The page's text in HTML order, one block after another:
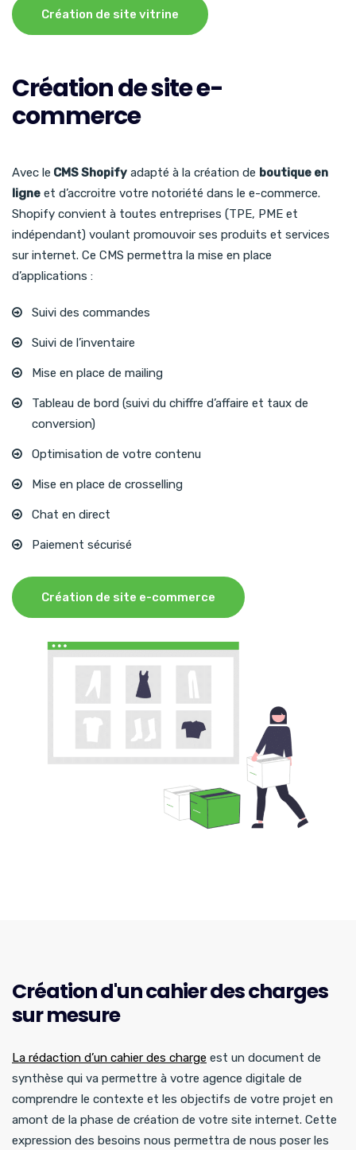
Création de site vitrine
Création de site e-
commerce
Avec le CMS Shopify adapté à la création de boutique en
ligne et d’accroitre votre notoriété dans le e-commerce.
Shopify convient à toutes entreprises (TPE, PME et
indépendant) voulant promouvoir ses produits et services
sur internet. Ce CMS permettra la mise en place
d’applications :
Suivi des commandes
Suivi de l’inventaire
Mise en place de mailing
Tableau de bord (suivi du chiffre d’affaire et taux de
conversion)
Optimisation de votre contenu
Mise en place de crosselling
Chat en direct
Paiement sécurisé
Création de site e-commerce
Création d'un cahier des charges
sur mesure
La rédaction d’un cahier des charge est un document de
synthèse qui va permettre à votre agence digitale de
comprendre le contexte et les objectifs de votre projet en
amont de la phase de création de votre site internet. Cette
expression des besoins nous permettra de nous poser les